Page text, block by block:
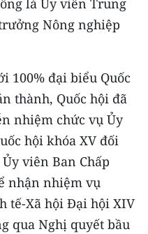
là Ủy viên Trung
Nông nghiệp
100% đại biểu Quốc
thành, Quốc hội đã
nhiệm chức vụ Ủy
hội khóa XV đối
viên Ban Chấp
nhận nhiệm vụ
tế-Xã hội Đại hội XIV
qua Nghị quyết bầu